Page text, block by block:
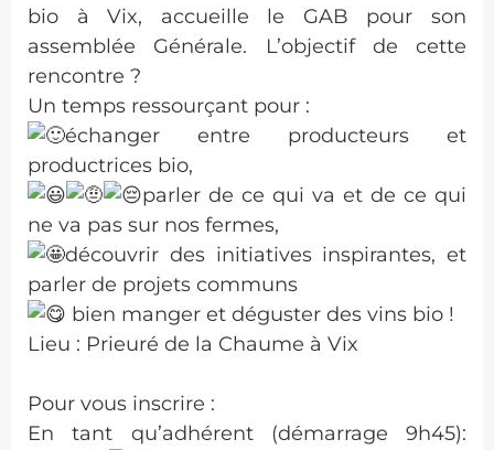
bio à Vix, accueille le GAB pour son
assemblée Générale. L’objectif de cette
rencontre ?
Un temps ressourçant pour :
échanger entre producteurs et
productrices bio,
parler de ce qui va et de ce qui
ne va pas sur nos fermes,
découvrir des initiatives inspirantes, et
parler de projets communs
bien manger et déguster des vins bio !
Lieu : Prieuré de la Chaume à Vix
Pour vous inscrire :
En tant qu’adhérent (démarrage 9h45):